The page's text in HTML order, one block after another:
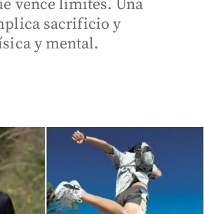
vence límites. Una
sacrificio y
y mental.